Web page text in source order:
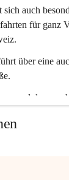
auch
für ganz
über eine
und das